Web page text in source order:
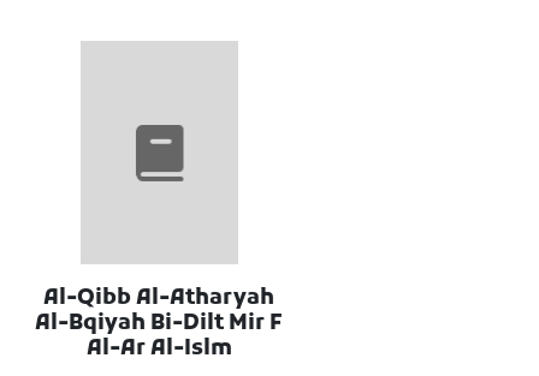
Al-Qibb Al-Atharyah
Al-Bqiyah Bi-Dilt Mir F
Al-Ar Al-Islm